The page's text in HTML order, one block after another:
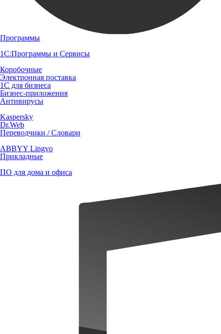
Программы
1С:Программы и Сервисы
Коробочные
Электронная поставка
1С для бизнеса
Бизнес-приложения
Антивирусы
Kaspersky
Dr.Web
Переводчики / Словари
ABBYY Lingvo
Прикладные
ПО для дома и офиса